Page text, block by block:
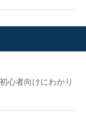
心者向けにわかり